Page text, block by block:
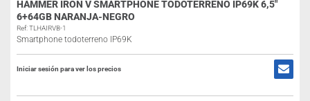
HAMMER IRON V SMARTPHONE TODOTERRENO IP69K 6,5″
6+64GB NARANJA-NEGRO
Ref: TLHAIRVB-1
Smartphone todoterreno IP69K
Iniciar sesión para ver los precios